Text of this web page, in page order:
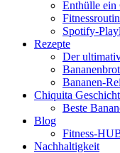
Enthülle ein
Spotify-
Rezepte
Der
Bananenbrot
Bananen-
Chiquita
Beste
Blog
Fitness-
Nachhaltigkeit